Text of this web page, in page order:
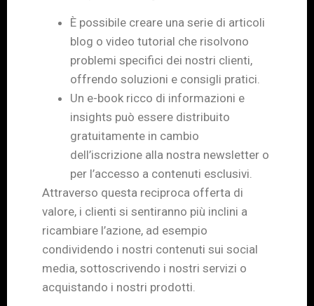
È possibile creare una serie di articoli
blog o video tutorial che risolvono
problemi specifici dei nostri clienti,
offrendo soluzioni e consigli pratici.
Un e-book ricco di informazioni e
insights può essere distribuito
gratuitamente in cambio
dell’iscrizione alla nostra newsletter o
per l’accesso a contenuti esclusivi.
Attraverso questa reciproca offerta di
valore, i clienti si sentiranno più inclini a
ricambiare l’azione, ad esempio
condividendo i nostri contenuti sui social
media, sottoscrivendo i nostri servizi o
acquistando i nostri prodotti.